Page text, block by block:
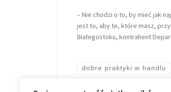
– Nie chodzi o to, by mieć jak
jest to, aby te, które masz,
Białegostoku, kontrahent
dobre praktyki w handlu